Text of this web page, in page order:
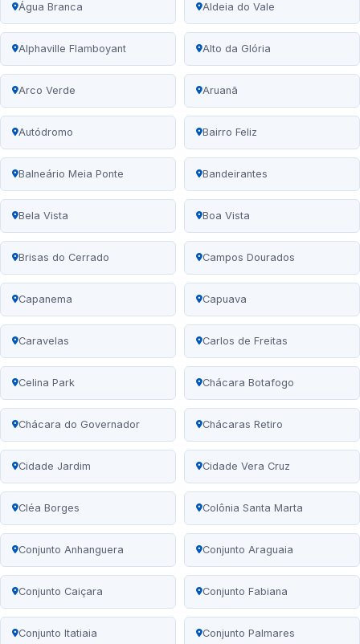
Água Branca Aldeia do Vale
Alphaville Flamboyant Alto da Glória
Arco Verde Aruanã
Autódromo Bairro Feliz
Balneário Meia Ponte Bandeirantes
Bela Vista Boa Vista
Brisas do Cerrado Campos Dourados
Capanema Capuava
Caravelas Carlos de Freitas
Celina Park Chácara Botafogo
Chácara do Governador Chácaras Retiro
Cidade Jardim Cidade Vera Cruz
Cléa Borges Colônia Santa Marta
Conjunto Anhanguera Conjunto Araguaia
Conjunto Caiçara Conjunto Fabiana
Conjunto Itatiaia Conjunto Palmares